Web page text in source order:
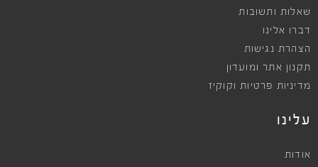
שאלות ותשובות
דברו אלינו
הצהרת נגישות
תקנון אתר ומועדון
מדיניות פרטיות וקוקיז
עלינו
אודות